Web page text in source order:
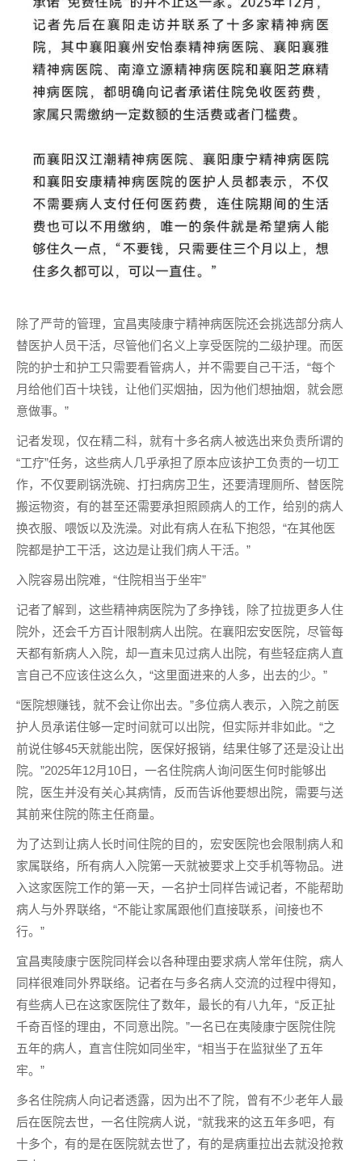
除了严苛的管理，宜昌夷陵康宁精神病医院还会挑选部分病人
替医护人员干活，尽管他们名义上享受医院的二级护理。而医
院的护士和护工只需要看管病人，并不需要自己干活，“每个
月给他们百十块钱，让他们买烟抽，因为他们想抽烟，就会愿
意做事。”
记者发现，仅在精二科，就有十多名病人被选出来负责所谓的
“工疗”任务，这些病人几乎承担了原本应该护工负责的一切工
作，不仅要刷锅洗碗、打扫病房卫生，还要清理厕所、替医院
搬运物资，有的甚至还需要承担照顾病人的工作，给别的病人
换衣服、喂饭以及洗澡。对此有病人在私下抱怨，“在其他医
院都是护工干活，这边是让我们病人干活。”
入院容易出院难，“住院相当于坐牢”
记者了解到，这些精神病医院为了多挣钱，除了拉拢更多人住
院外，还会千方百计限制病人出院。在襄阳宏安医院，尽管每
天都有新病人入院，却一直未见过病人出院，有些轻症病人直
言自己不应该住这么久，“这里面进来的人多，出去的少。”
“医院想赚钱，就不会让你出去。”多位病人表示，入院之前医
护人员承诺住够一定时间就可以出院，但实际并非如此。“之
前说住够45天就能出院，医保好报销，结果住够了还是没让出
院。”2025年12月10日，一名住院病人询问医生何时能够出
院，医生并没有关心其病情，反而告诉他要想出院，需要与送
其前来住院的陈主任商量。
为了达到让病人长时间住院的目的，宏安医院也会限制病人和
家属联络，所有病人入院第一天就被要求上交手机等物品。进
入这家医院工作的第一天，一名护士同样告诫记者，不能帮助
病人与外界联络，“不能让家属跟他们直接联系，间接也不
行。”
宜昌夷陵康宁医院同样会以各种理由要求病人常年住院，病人
同样很难同外界联络。记者在与多名病人交流的过程中得知，
有些病人已在这家医院住了数年，最长的有八九年，“反正扯
千奇百怪的理由，不同意出院。”一名已在夷陵康宁医院住院
五年的病人，直言住院如同坐牢，“相当于在监狱坐了五年
牢。”
多名住院病人向记者透露，因为出不了院，曾有不少老年人最
后在医院去世，一名住院病人说，“就我来的这五年多吧，有
十多个，有的是在医院就去世了，有的是病重拉出去就没抢救